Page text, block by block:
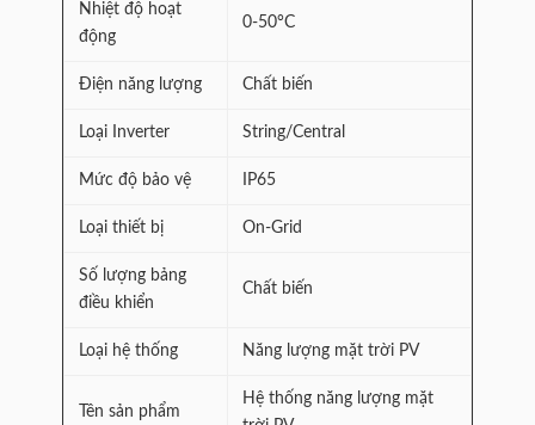
Nhiệt độ hoạt
động
0-50°C
Điện năng lượng Chất biến
Loại Inverter String/Central
Mức độ bảo vệ IP65
Loại thiết bị On-Grid
Số lượng bảng
điều khiển
Chất biến
Loại hệ thống Năng lượng mặt trời PV
Tên sản phẩm
Hệ thống năng lượng mặt